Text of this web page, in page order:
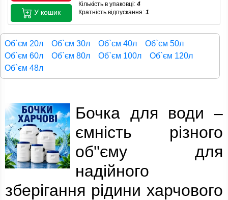
Кількість в упаковці: 4
Кратність відпускання: 1
У кошик
Об`єм 20л Об`єм 30л Об`єм 40л
Об`єм 50л
Об`єм 60л
Об`єм 80л Об`єм 100л
Об`єм 120л
Об`єм 48л
Бочка для води –
ємність різного
об''єму для
надійного
зберігання рідини харчового